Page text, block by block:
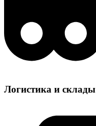
Логистика и склады